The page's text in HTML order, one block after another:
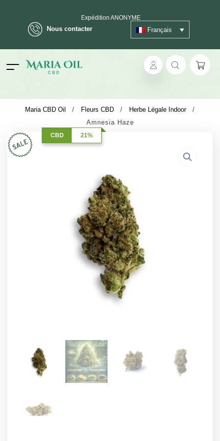
Nous contacter Français
Maria CBD Oil / Fleurs CBD / Herbe Légale Indoor
/
Amnesia Haze
CBD 21%